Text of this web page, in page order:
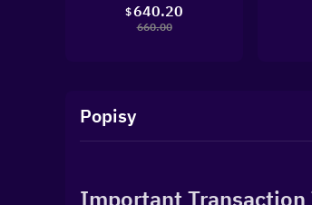
$640.20
660.00
Popisy
Important Transaction